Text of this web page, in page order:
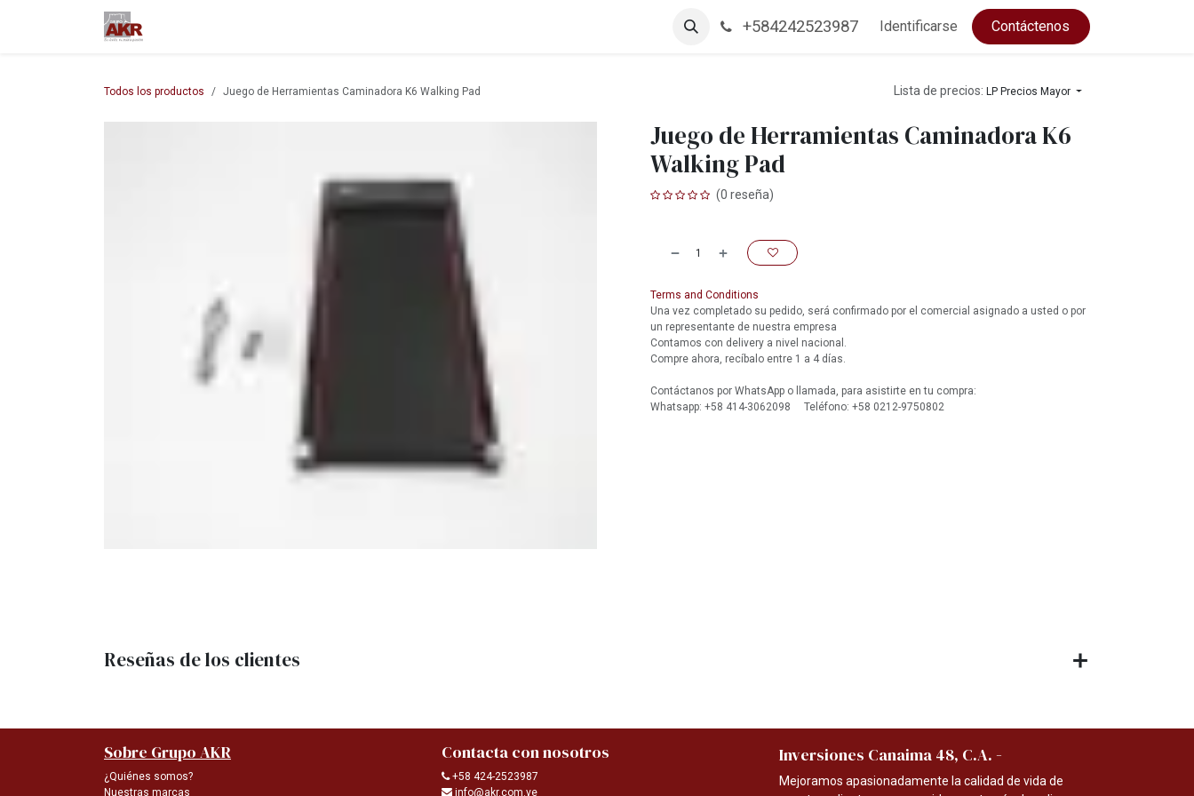
Empleos +584242523987 Identificarse Contáctenos
Todos los productos Juego de Herramientas Caminadora K6 Walking Pad Lista de precios: LP Precios Mayor
Juego de Herramientas Caminadora K6
Walking Pad
(0 reseña)
Terms and Conditions
Una vez completado su pedido, será confirmado por el comercial asignado a usted o por
un representante de nuestra empresa
Contamos con delivery a nivel nacional.
Compre ahora, recíbalo entre 1 a 4 días.
Contáctanos por WhatsApp o llamada, para asistirte en tu compra:
Whatsapp: +58 414-3062098 Teléfono: +58 0212-9750802
Reseñas de los clientes
Sobre Grupo AKR
¿Quiénes somos?
Nuestras marcas
Contacta con nosotros
+58 424-2523987
info@akr.com.ve
Inversiones Canaima 48, C.A. -
Mejoramos apasionadamente la calidad de vida de